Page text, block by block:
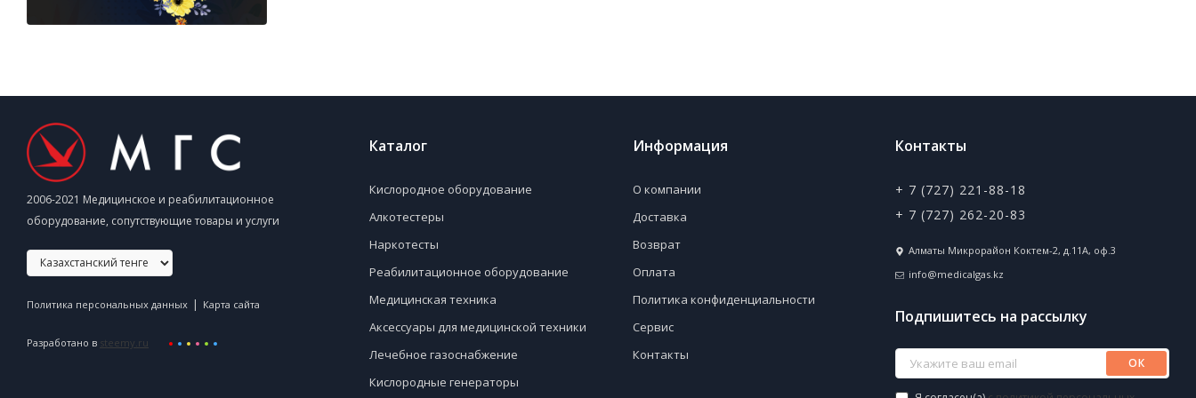
2006-2021 Медицинское и реабилитационное
оборудование, сопутствующие товары и услуги
Политика персональных данных | Карта сайта
Разработано в steemy.ru
Каталог
Кислородное оборудование
Алкотестеры
Наркотесты
Реабилитационное оборудование
Медицинская техника
Аксессуары для медицинской техники
Лечебное газоснабжение
Кислородные генераторы
Информация
О компании
Доставка
Возврат
Оплата
Политика конфиденциальности
Сервис
Контакты
Контакты
+ 7 (727) 221-88-18
+ 7 (727) 262-20-83
Алматы Микрорайон Коктем-2, д.11А, оф.3
info@medicalgas.kz
Подпишитесь на рассылку
ОК